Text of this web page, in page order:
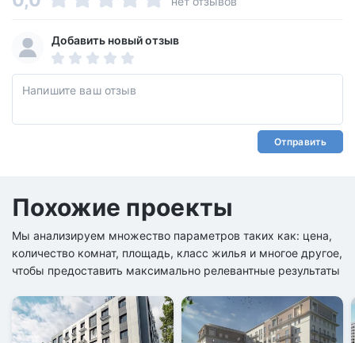
Добавить новый отзыв
Отправить
Похожие проекты
Мы анализируем множество параметров таких как: цена,
количество комнат, площадь, класс жилья и многое другое,
чтобы предоставить максимально релевантные результаты